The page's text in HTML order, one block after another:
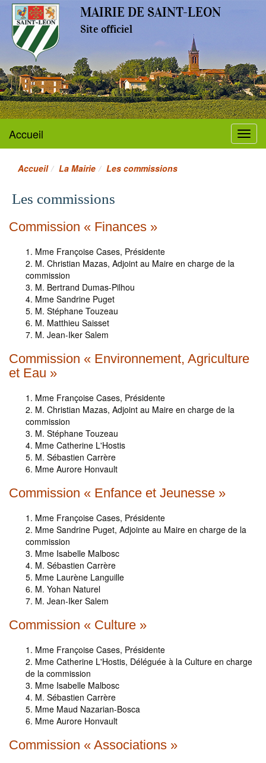
MAIRIE DE SAINT-LEON
Site officiel
Menu
Accueil
Accueil La Mairie Les commissions
Les commissions
Commission « Finances »
Mme Françoise Cases, Présidente
M. Christian Mazas, Adjoint au Maire en charge de la
commission
M. Bertrand Dumas-Pilhou
Mme Sandrine Puget
M. Stéphane Touzeau
M. Matthieu Saisset
M. Jean-Iker Salem
Commission « Environnement, Agriculture
et Eau »
Mme Françoise Cases, Présidente
M. Christian Mazas, Adjoint au Maire en charge de la
commission
M. Stéphane Touzeau
Mme Catherine L'Hostis
M. Sébastien Carrère
Mme Aurore Honvault
Commission « Enfance et Jeunesse »
Mme Françoise Cases, Présidente
Mme Sandrine Puget, Adjointe au Maire en charge de la
commission
Mme Isabelle Malbosc
M. Sébastien Carrère
Mme Laurène Languille
M. Yohan Naturel
M. Jean-Iker Salem
Commission « Culture »
Mme Françoise Cases, Présidente
Mme Catherine L'Hostis, Déléguée à la Culture en charge
de la commission
Mme Isabelle Malbosc
M. Sébastien Carrère
Mme Maud Nazarian-Bosca
Mme Aurore Honvault
Commission « Associations »